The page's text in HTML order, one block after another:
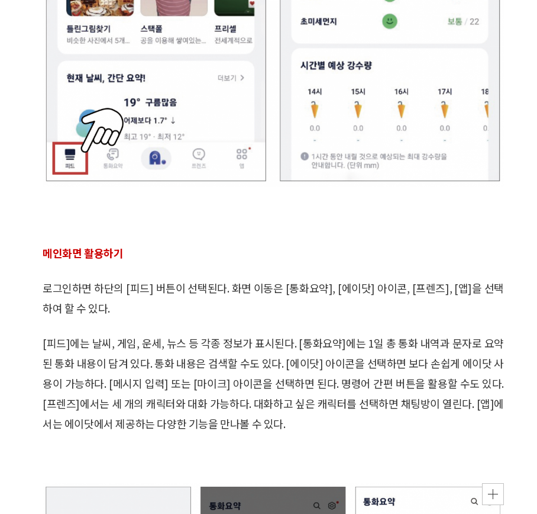
메인화면 활용하기
로그인하면 하단의 [피드] 버튼이 선택된다. 화면 이동은 [통화요약], [에이닷] 아이콘, [프렌즈], [앱]을 선택
하여 할 수 있다.
[피드]에는 날씨, 게임, 운세, 뉴스 등 각종 정보가 표시된다. [통화요약]에는 1일 총 통화 내역과 문자로 요약
된 통화 내용이 담겨 있다. 통화 내용은 검색할 수도 있다. [에이닷] 아이콘을 선택하면 보다 손쉽게 에이닷 사
용이 가능하다. [메시지 입력] 또는 [마이크] 아이콘을 선택하면 된다. 명령어 간편 버튼을 활용할 수도 있다.
[프렌즈]에서는 세 개의 캐릭터와 대화 가능하다. 대화하고 싶은 캐릭터를 선택하면 채팅방이 열린다. [앱]에
서는 에이닷에서 제공하는 다양한 기능을 만나볼 수 있다.